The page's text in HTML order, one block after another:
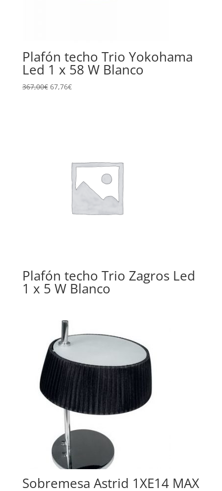
Plafón techo Trio Yokohama
Led 1 x 58 W Blanco
367,00€ 67,76€
Plafón techo Trio Zagros Led
1 x 5 W Blanco
Sobremesa Astrid 1XE14 MAX